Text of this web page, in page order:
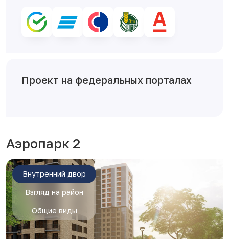
Проект на федеральных порталах
Аэропарк 2
Внутренний двор
Взгляд на район
Общие виды